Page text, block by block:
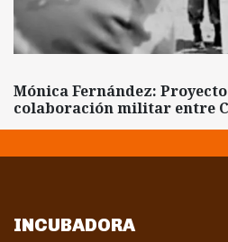
Mónica Fernández:
colaboración militar entre
INCUBADORA